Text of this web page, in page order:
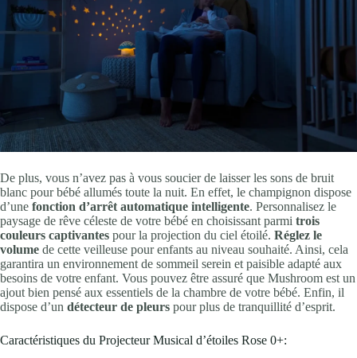
De plus, vous n’avez pas à vous soucier de laisser les sons de bruit
blanc pour bébé allumés toute la nuit. En effet, le champignon dispose
d’une fonction d’arrêt automatique intelligente. Personnalisez le
paysage de rêve céleste de votre bébé en choisissant parmi trois
couleurs captivantes pour la projection du ciel étoilé. Réglez le
volume de cette veilleuse pour enfants au niveau souhaité. Ainsi, cela
garantira un environnement de sommeil serein et paisible adapté aux
besoins de votre enfant. Vous pouvez être assuré que Mushroom est un
ajout bien pensé aux essentiels de la chambre de votre bébé. Enfin, il
dispose d’un détecteur de pleurs pour plus de tranquillité d’esprit.
Caractéristiques du Projecteur Musical d’étoiles Rose 0+: